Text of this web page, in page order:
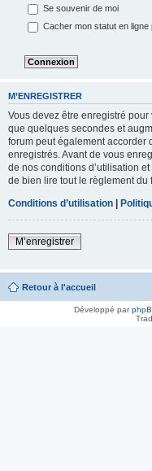
Se souvenir de moi
Cacher mon statut en
M’ENREGISTRER
Vous devez être enregistré pour
que quelques secondes et
forum peut également accorder
enregistrés. Avant de vous
de nos conditions d’utilisation
de bien lire tout le règlement du
Conditions d’utilisation |
M’enregistrer
Retour à l'accueil
Développé par